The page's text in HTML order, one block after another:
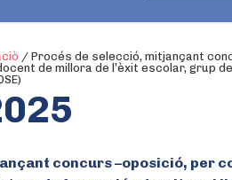
/ Procés de selecció, mitjançant
de millora de l’èxit escolar, grup
concurs –oposició,